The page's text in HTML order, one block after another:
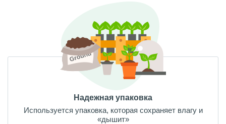
Надежная упаковка
Используется упаковка, которая сохраняет влагу и
«дышит»